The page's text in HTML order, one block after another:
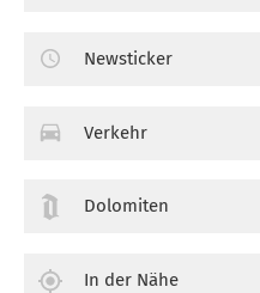
Newsticker
Verkehr
Dolomiten
In der Nähe